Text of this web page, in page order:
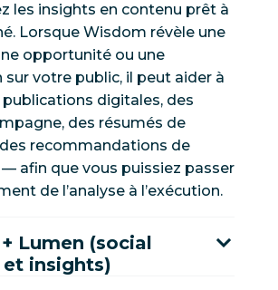
les insights en contenu prêt à
Lorsque Wisdom révèle une
opportunité ou une
votre public, il peut aider à
digitales, des
des résumés de
recommandations de
afin que vous puissiez passer
de l’analyse à l’exécution.
Lumen (social
insights)